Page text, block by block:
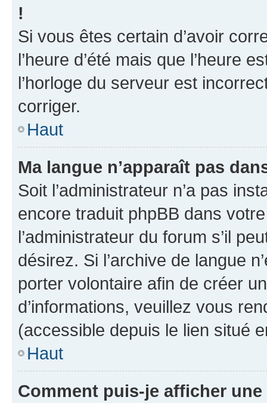
!
Si vous êtes certain d’avoir
l’heure d’été mais que l’heure
l’horloge du serveur est
corriger.
Haut
Ma langue n’apparaît pas
Soit l’administrateur n’a pas
encore traduit phpBB dans
l’administrateur du forum s’il
désirez. Si l’archive de langue
porter volontaire afin de créer
d’informations, veuillez vous
(accessible depuis le lien situé
Haut
Comment puis-je afficher